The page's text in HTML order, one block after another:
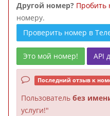
Другой номер? Пробить
номеру.
Проверить номер в
Это мой номер! API
Последний отзыв к
Пользователь без
услуги!"